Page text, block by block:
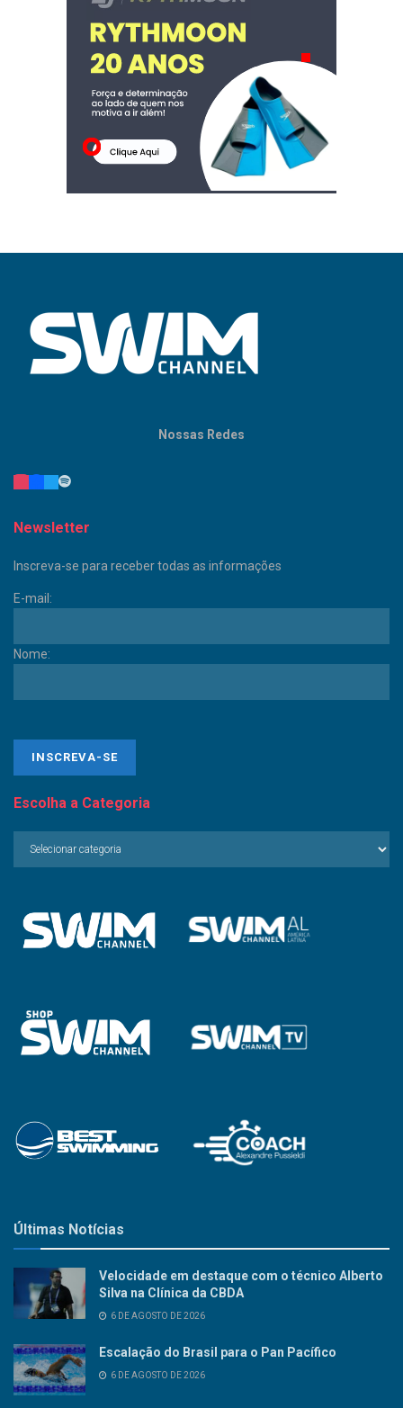
Nossas Redes
Newsletter
Inscreva-se para receber todas as informações
E-mail:
Nome:
Escolha a Categoria
Últimas Notícias
Velocidade em destaque com o técnico Alberto
Silva na Clínica da CBDA
6 DE AGOSTO DE 2026
Escalação do Brasil para o Pan Pacífico
6 DE AGOSTO DE 2026